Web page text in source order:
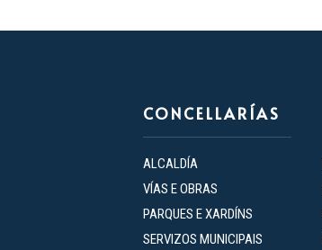
CONCELLARÍAS
ALCALDÍA
VÍAS E OBRAS
PARQUES E XARDÍNS
SERVIZOS MUNICIPAIS